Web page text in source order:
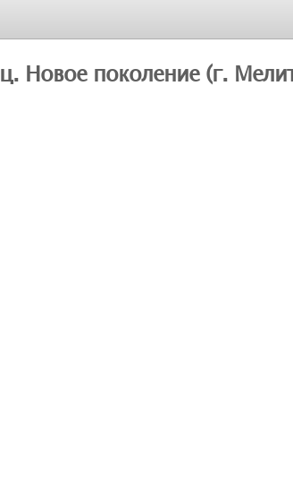
ц. Новое поколение (г.